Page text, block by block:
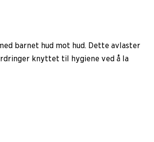
barnet hud mot hud. Dette avlaster
knyttet til hygiene ved å la